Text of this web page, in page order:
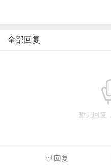
全部回复
暂无回复
回复